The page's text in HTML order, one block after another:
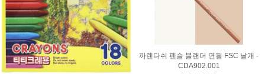
까렌다쉬 펜슬 블랜더 연필 FSC 낱개 -
CDA902.001